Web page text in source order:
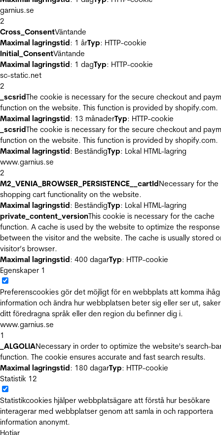
garnius.se
2
Cross_ConsentVäntande
Maximal lagringstid: 1 årTyp: HTTP-cookie
Initial_ConsentVäntande
Maximal lagringstid: 1 dagTyp: HTTP-cookie
sc-static.net
2
_scsridThe cookie is necessary for the secure checkout and
function on the website. This function is provided by shopify.com.
Maximal lagringstid: 13 månaderTyp: HTTP-cookie
_scsridThe cookie is necessary for the secure checkout and
function on the website. This function is provided by shopify.com.
Maximal lagringstid: BeständigTyp: Lokal HTML-lagring
www.garnius.se
2
M2_VENIA_BROWSER_PERSISTENCE__cartIdNecessary for the
shopping cart functionality on the website.
Maximal lagringstid: BeständigTyp: Lokal HTML-lagring
private_content_versionThis cookie is necessary for the cache
function. A cache is used by the website to optimize the
between the visitor and the website. The cache is usually stored
visitor’s browser.
Maximal lagringstid: 400 dagarTyp: HTTP-cookie
Egenskaper 1
Preferenscookies gör det möjligt för en webbplats att komma ihåg
information och ändra hur webbplatsen beter sig eller ser ut,
ditt föredragna språk eller den region du befinner dig i.
www.garnius.se
1
_ALGOLIANecessary in order to optimize the website's search-
function. The cookie ensures accurate and fast search results.
Maximal lagringstid: 180 dagarTyp: HTTP-cookie
Statistik 12
Statistikcookies hjälper webbplatsägare att förstå hur besökare
interagerar med webbplatser genom att samla in och rapportera
information anonymt.
Hotjar